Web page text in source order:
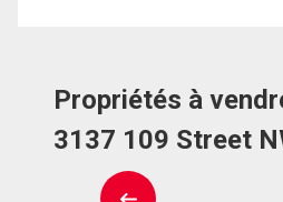
Propriétés à
3137 109 Street